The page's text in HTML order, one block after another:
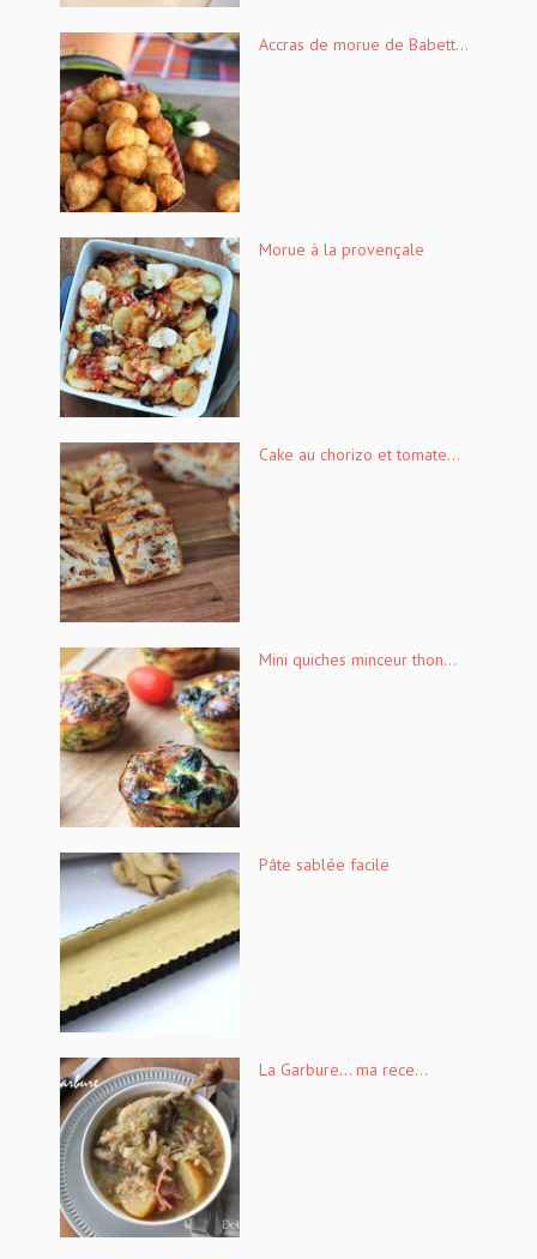
Accras de morue de Babett...
Morue à la provençale
Cake au chorizo et tomate...
Mini quiches minceur thon...
Pâte sablée facile
La Garbure… ma rece...